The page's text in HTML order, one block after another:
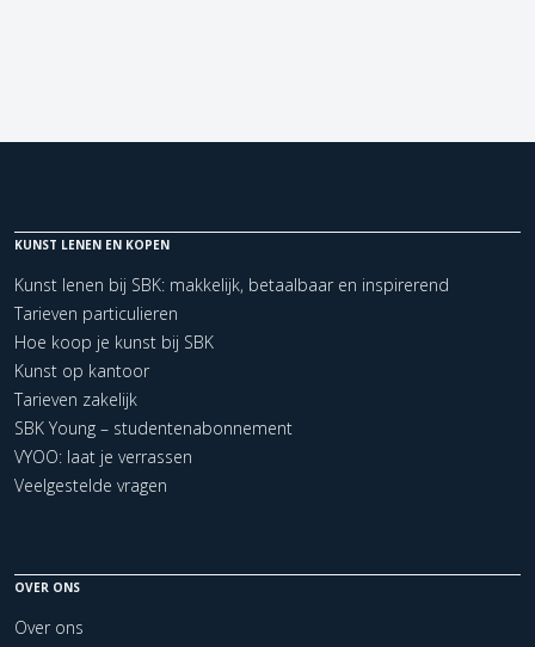
KUNST LENEN EN KOPEN
Kunst lenen bij SBK: makkelijk, betaalbaar en inspirerend
Tarieven particulieren
Hoe koop je kunst bij SBK
Kunst op kantoor
Tarieven zakelijk
SBK Young – studentenabonnement
VYOO: laat je verrassen
Veelgestelde vragen
OVER ONS
Over ons